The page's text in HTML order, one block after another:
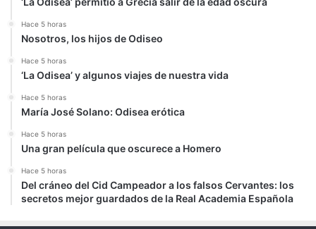
Hace 5 horas
Nosotros, los hijos de Odiseo
Hace 5 horas
‘La Odisea’ y algunos viajes de nuestra vida
Hace 5 horas
María José Solano: Odisea erótica
Hace 5 horas
Una gran película que oscurece a Homero
Hace 5 horas
Del cráneo del Cid Campeador a los falsos Cervantes: los
secretos mejor guardados de la Real Academia Española